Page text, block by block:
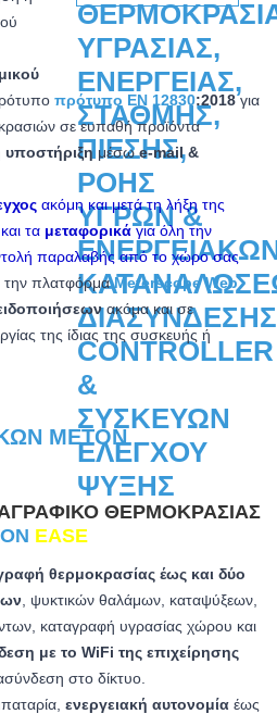
πρότυπο EN 12830:2018 για
σε ευπαθή προϊόντα
υποστήριξη μέσωe-mail &
ακόμη και μετά τη λήξη της
και τα μεταφορικάγια όλη την
παραλαβής από το χώρο σας
πλατφόρμα Meterscope Web
ακόμα και σε
της ίδιας της συσκευής ή
METON
ΘΕΡΜΟΚΡΑΣΊΑΣ
EASE
θερμοκρασίας έως και δύο
, ψυκτικών θαλάμων, καταψύξεων,
καταγραφή υγρασίας χώρου και
με το WiFi της επιχείρησης
στο δίκτυο.
ενεργειακή αυτονομία έως